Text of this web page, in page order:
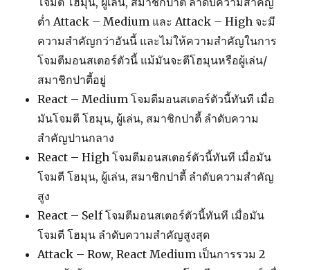
ต่ำ Attack – Medium และ Attack – High จะมี
ความสำคัญกว่าอันนี้ และไม่ให้ความสำคัญในการ
โจมตีมอนสเตอร์ตัวนี้ แม้มันจะตีโฮมุนหรือผู้เล่น/
สมาชิกปาตี้อยู่
React – Medium โจมตีมอนสเตอร์ตัวนี้ทันที เมื่อ
มันโจมตี โฮมุน, ผู้เล่น, สมาชิกปาตี้ ลำดับความ
สำคัญปานกลาง
React – High โจมตีมอนสเตอร์ตัวนี้ทันที เมื่อมัน
โจมตี โฮมุน, ผู้เล่น, สมาชิกปาตี้ ลำดับความสำคัญ
สูง
React – Self โจมตีมอนสเตอร์ตัวนี้ทันที เมื่อมัน
โจมตี โฮมุน ลำดับความสำคัญสูงสุด
Attack – Row, React Medium เป็นการรวม 2